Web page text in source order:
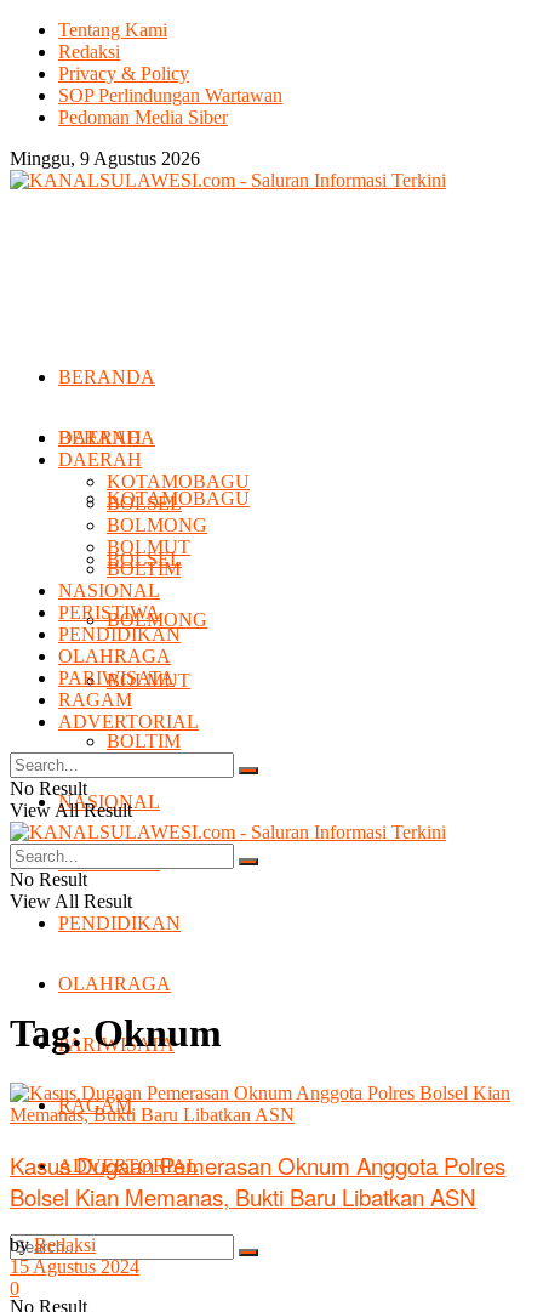
Tentang Kami
Redaksi
Privacy & Policy
SOP Perlindungan Wartawan
Pedoman Media Siber
Minggu, 9 Agustus 2026
BERANDA
DAERAH
KOTAMOBAGU
BOLSEL
BOLMONG
BOLMUT
BOLTIM
NASIONAL
PERISTIWA
PENDIDIKAN
OLAHRAGA
PARIWISATA
RAGAM
ADVERTORIAL
No Result
BERANDA
DAERAH
KOTAMOBAGU
BOLSEL
BOLMONG
BOLMUT
BOLTIM
NASIONAL
PERISTIWA
PENDIDIKAN
OLAHRAGA
PARIWISATA
RAGAM
ADVERTORIAL
No Result
View All Result
No Result
View All Result
Tag:Oknum
Kasus Dugaan Pemerasan Oknum Anggota Polres
Bolsel Kian Memanas, Bukti Baru Libatkan ASN
by Redaksi
15 Agustus 2024
0